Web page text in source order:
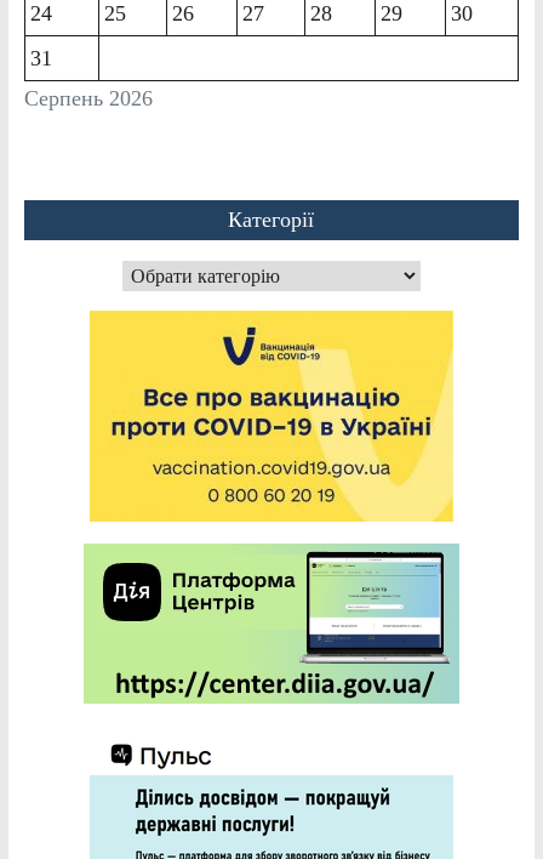
Серпень 2026
24
25 26 27 28 29
30
31
Категорії
Категорії